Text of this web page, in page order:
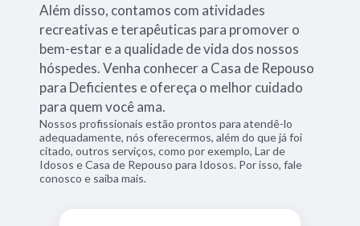
Além disso, contamos com atividades
recreativas e terapêuticas para promover o
bem-estar e a qualidade de vida dos nossos
hóspedes. Venha conhecer a Casa de Repouso
para Deficientes e ofereça o melhor cuidado
para quem você ama.
Nossos profissionais estão prontos para atendê-lo
adequadamente, nós oferecermos, além do que já foi
citado, outros serviços, como por exemplo, Lar de
Idosos e Casa de Repouso para Idosos. Por isso, fale
conosco e saiba mais.